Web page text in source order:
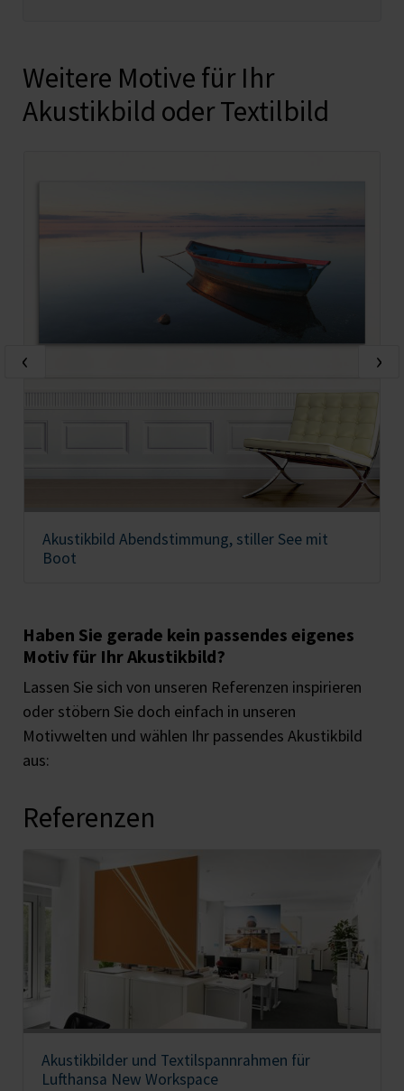
Weitere Motive für Ihr
Akustikbild oder Textilbild
Akustikbild Abendstimmung, stiller See mit
Boot
‹ ›
Haben Sie gerade kein passendes eigenes
Motiv für Ihr Akustikbild?
Lassen Sie sich von unseren Referenzen inspirieren
oder stöbern Sie doch einfach in unseren
Motivwelten und wählen Ihr passendes Akustikbild
aus:
Referenzen
Akustikbilder und Textilspannrahmen für
Lufthansa New Workspace